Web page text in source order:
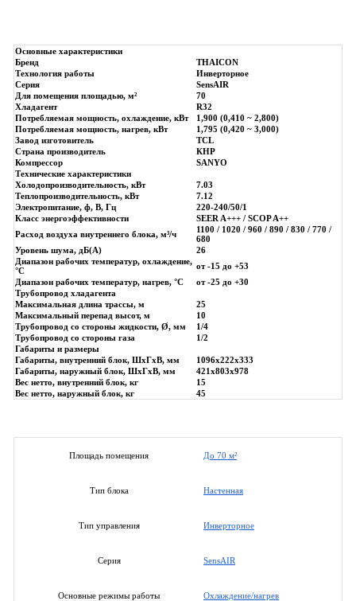
Основные характеристики
Бренд
THAICON
Технология работы
Инверторное
Серия
SensAIR
Для помещения площадью, м²
70
Хладагент
R32
Потребляемая мощность, охлаждение, кВт
1,900 (0,410 ~ 2,800)
Потребляемая мощность, нагрев, кВт
1,795 (0,420 ~ 3,000)
Завод изготовитель
TCL
Страна производитель
КНР
Компрессор
SANYO
Технические характеристики
Холодопроизводительность, кВт
7.03
Теплопроизводительность, кВт
7.12
Электропитание, ф, В, Гц
220-240/50/1
Класс энергоэффективности
SEER A+++ / SCOP A++
Расход воздуха внутреннего блока, м³/ч
1100 / 1020 / 960 / 890 / 830 / 770 /
680
Уровень шума, дБ(А)
26
Диапазон рабочих температур, охлаждение,
°C
от -15 до +53
Диапазон рабочих температур, нагрев, °C
от -25 до +30
Трубопровод хладагента
Максимальная длина трассы, м
25
Максимальный перепад высот, м
10
Трубопровод со стороны жидкости, Ø, мм
1/4
Трубопровод со стороны газа
1/2
Габариты и размеры
Габариты, внутренний блок, ШхГхВ, мм
1096х222х333
Габариты, наружный блок, ШхГхВ, мм
421х803х978
Вес нетто, внутренний блок, кг
15
Вес нетто, наружный блок, кг
45
Площадь помещения До 70 м²
Тип блока Настенная
Тип управления Инверторное
Серия SensAIR
Основные режимы работы Охлаждение/нагрев